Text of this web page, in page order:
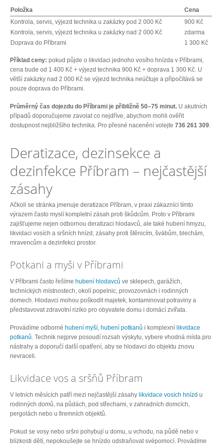
Položka
Cena
Kontrola, servis, výjezd technika u zakázky pod 2 000 Kč
900 Kč
Kontrola, servis, výjezd technika u zakázky nad 2 000 Kč
zdarma
Doprava do Příbrami
1 300 Kč
Příklad ceny: pokud půjde o likvidaci jednoho vosího hnízda v Příbrami,
cena bude od 1 400 Kč + výjezd technika 900 Kč + doprava 1 300 Kč. U
větší zakázky nad 2 000 Kč se výjezd technika neúčtuje a připočítává se
pouze doprava do Příbrami.
Průměrný čas dojezdu do Příbrami je přibližně 50–75 minut. U akutních
případů doporučujeme zavolat co nejdříve, abychom mohli ověřit
dostupnost nejbližšího technika. Pro přesné nacenění volejte 736 261 309.
Deratizace, dezinsekce a
dezinfekce Příbram – nejčastější
zásahy
Ačkoli se stránka jmenuje deratizace Příbram, v praxi zákazníci tímto
výrazem často myslí kompletní zásah proti škůdcům. Proto v Příbrami
zajišťujeme nejen odbornou deratizaci hlodavců, ale také hubení hmyzu,
likvidaci vosích a sršních hnízd, zásahy proti štěnicím, švábům, blechám,
mravencům a dezinfekci prostor.
Potkani a myši v Příbrami
V Příbrami často řešíme hubení hlodavců ve sklepech, garážích,
technických místnostech, okolí popelnic, provozovnách i rodinných
domech. Hlodavci mohou poškodit majetek, kontaminovat potraviny a
představovat zdravotní riziko pro obyvatele domu i domácí zvířata.
Provádíme odborné hubení myší, hubení potkanů i komplexní likvidace
potkanů. Technik nejprve posoudí rozsah výskytu, vybere vhodná místa pro
nástrahy a doporučí další opatření, aby se hlodavci do objektu znovu
nevraceli.
Likvidace vos a sršňů Příbram
V letních měsících patří mezi nejčastější zásahy likvidace vosích hnízd u
rodinných domů, na půdách, pod střechami, v zahradních domcích,
pergolách nebo u firemních objektů.
Pokud se vosy nebo sršni pohybují u domu, u vchodu, na půdě nebo v
blízkosti dětí, nepokoušejte se hnízdo odstraňovat svépomocí. Provádíme